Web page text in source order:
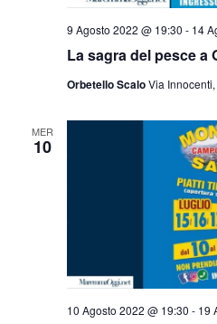
La sagra del pesce a
9 Agosto 2022 @ 19:30 - 14
Orbetello ScaloVia
MER
10
10 Agosto 2022 @ 19:30 - 19